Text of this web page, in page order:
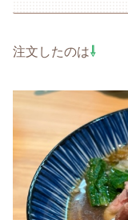
注文したのは⇩